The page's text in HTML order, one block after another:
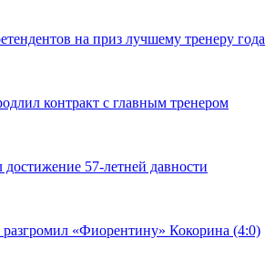
на приз лучшему тренеру года
контракт с главным тренером
57-летней давности
«Фиорентину» Кокорина (4:0)